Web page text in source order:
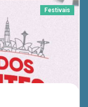
Festivais